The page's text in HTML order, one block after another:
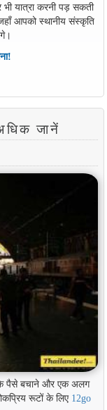
यात्रा करनी पड़ सकती
आपको स्थानीय संस्कृति
जानें
के पैसे बचाने और एक अलग
रूटों के लिए 12go